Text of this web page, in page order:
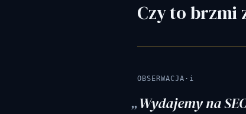
Czy to brzmi
OBSERWACJA · i
Wydajemy na